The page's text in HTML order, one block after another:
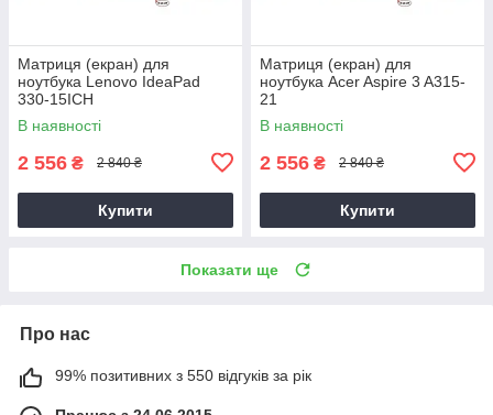
Матриця (екран) для
ноутбука Lenovo IdeaPad
330-15ICH
В наявності
2 556 ₴ 2 840 ₴
Купити
Матриця (екран) для
ноутбука Acer Aspire 3 A315-
21
В наявності
2 556 ₴ 2 840 ₴
Купити
Показати ще
Про нас
99% позитивних з 550 відгуків за рік